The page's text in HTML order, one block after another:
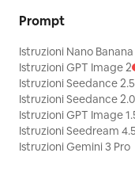
Prompt
Istruzioni Nano
Istruzioni GPT Image 2
Istruzioni Seedance 2.5
Istruzioni Seedance 2.0
Istruzioni GPT Image
Istruzioni Seedream 4.5
Istruzioni Gemini 3 Pro